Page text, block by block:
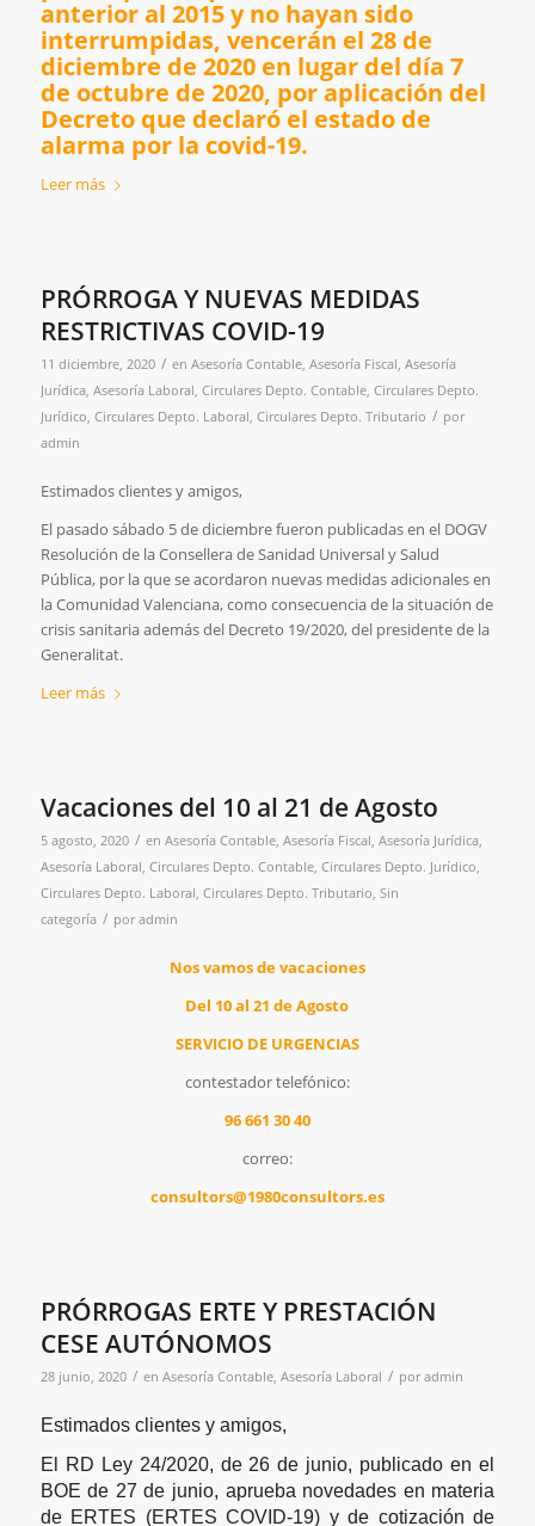
anterior al 2015 y no hayan sido
interrumpidas, vencerán el 28 de
diciembre de 2020 en lugar del día 7
de octubre de 2020, por aplicación del
Decreto que declaró el estado de
alarma por la covid-19.
Leer más
PRÓRROGA Y NUEVAS MEDIDAS
RESTRICTIVAS COVID-19
11 diciembre, 2020 / en Asesoría Contable, Asesoría Fiscal, Asesoría
Jurídica, Asesoría Laboral, Circulares Depto. Contable, Circulares Depto.
Jurídico, Circulares Depto. Laboral, Circulares Depto. Tributario / por
admin
Estimados clientes y amigos,
El pasado sábado 5 de diciembre fueron publicadas en el DOGV
Resolución de la Consellera de Sanidad Universal y Salud
Pública, por la que se acordaron nuevas medidas adicionales en
la Comunidad Valenciana, como consecuencia de la situación de
crisis sanitaria además del Decreto 19/2020, del presidente de la
Generalitat.
Leer más
Vacaciones del 10 al 21 de Agosto
5 agosto, 2020 / en Asesoría Contable, Asesoría Fiscal, Asesoría Jurídica,
Asesoría Laboral, Circulares Depto. Contable, Circulares Depto. Jurídico,
Circulares Depto. Laboral, Circulares Depto. Tributario, Sin
categoría / poradmin
Nos vamos de vacaciones
Del 10 al 21 de Agosto
SERVICIO DE URGENCIAS
contestador telefónico:
96 661 30 40
correo:
consultors@1980consultors.es
PRÓRROGAS ERTE Y PRESTACIÓN
CESE AUTÓNOMOS
28 junio, 2020 / en Asesoría Contable, Asesoría Laboral / poradmin
Estimados clientes y amigos,
El RD Ley 24/2020, de 26 de junio, publicado en el
BOE de 27 de junio, aprueba novedades en materia
de ERTES (ERTES COVID-19) y de cotización de